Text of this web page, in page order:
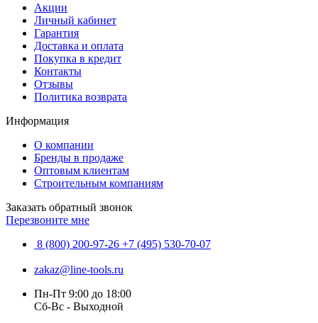
Акции
Личный кабинет
Гарантия
Доставка и оплата
Покупка в кредит
Контакты
Отзывы
Политика возврата
Информация
О компании
Бренды в продаже
Оптовым клиентам
Строительным компаниям
Заказать обратный звонок
Перезвоните мне
8 (800) 200-97-26 +7 (495) 530-70-07
zakaz@line-tools.ru
Пн-Пт 9:00 до 18:00
Сб-Вс - Выходной